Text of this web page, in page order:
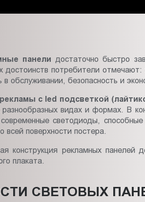
панели достаточно быстро
потребители
обслуживании, безопасность и
с led подсветкой
разнообразных видах и формах. В
светодиоды,
всей поверхности постера.
конструкция рекламных
плаката.
СВЕТОВЫХ